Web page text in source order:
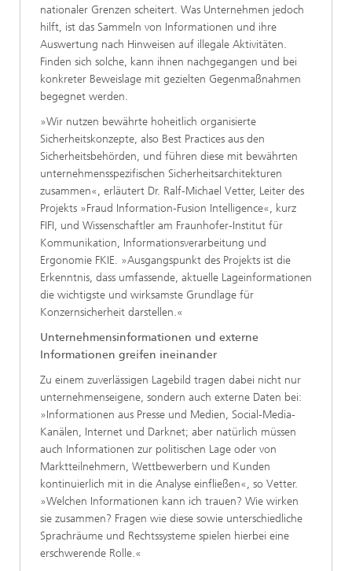
nationaler Grenzen scheitert. Was Unternehmen jedoch
hilft, ist das Sammeln von Informationen und ihre
Auswertung nach Hinweisen auf illegale Aktivitäten.
Finden sich solche, kann ihnen nachgegangen und bei
konkreter Beweislage mit gezielten Gegenmaßnahmen
begegnet werden.
»Wir nutzen bewährte hoheitlich organisierte
Sicherheitskonzepte, also Best Practices aus den
Sicherheitsbehörden, und führen diese mit bewährten
unternehmensspezifischen Sicherheitsarchitekturen
zusammen«, erläutert Dr. Ralf-Michael Vetter, Leiter des
Projekts »Fraud Information-Fusion Intelligence«, kurz
FIFI, und Wissenschaftler am Fraunhofer-Institut für
Kommunikation, Informationsverarbeitung und
Ergonomie FKIE. »Ausgangspunkt des Projekts ist die
Erkenntnis, dass umfassende, aktuelle Lageinformationen
die wichtigste und wirksamste Grundlage für
Konzernsicherheit darstellen.«
Unternehmensinformationen und externe
Informationen greifen ineinander
Zu einem zuverlässigen Lagebild tragen dabei nicht nur
unternehmenseigene, sondern auch externe Daten bei:
»Informationen aus Presse und Medien, Social-Media-
Kanälen, Internet und Darknet; aber natürlich müssen
auch Informationen zur politischen Lage oder von
Marktteilnehmern, Wettbewerbern und Kunden
kontinuierlich mit in die Analyse einfließen«, so Vetter.
»Welchen Informationen kann ich trauen? Wie wirken
sie zusammen? Fragen wie diese sowie unterschiedliche
Sprachräume und Rechtssysteme spielen hierbei eine
erschwerende Rolle.«